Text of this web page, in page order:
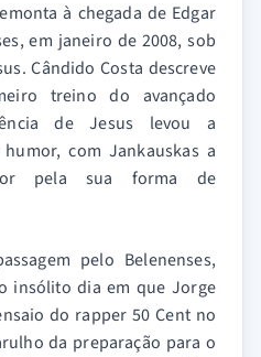
à chegada de Edgar
em janeiro de 2008, sob
Cândido Costa descreve
treino do avançado
de Jesus levou a
com Jankauskas a
pela sua forma de
pelo Belenenses,
insólito dia em que Jorge
do rapper 50 Cent no
da preparação para o